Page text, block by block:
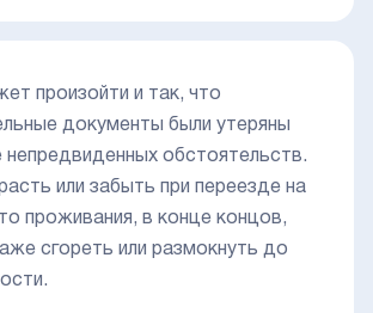
произойти и так, что
документы были утеряны
непредвиденных обстоятельств.
или забыть при переезде на
проживания, в конце концов,
сгореть или размокнуть до